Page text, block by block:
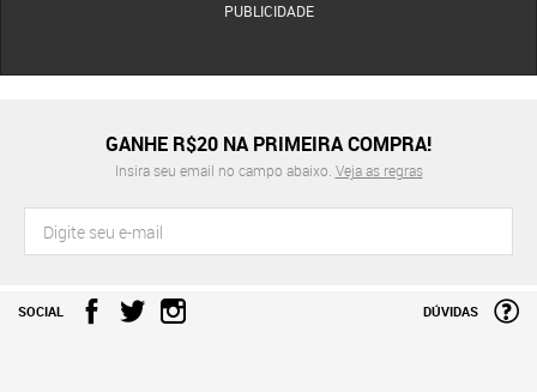
PUBLICIDADE
GANHE R$20 NA PRIMEIRA COMPRA!
Insira seu email no campo abaixo. Veja as regras
SOCIAL DÚVIDAS